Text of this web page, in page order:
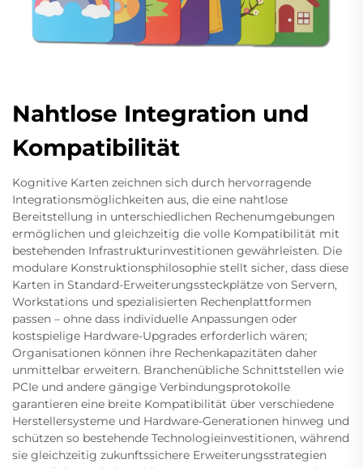
Nahtlose Integration und
Kompatibilität
Kognitive Karten zeichnen sich durch hervorragende
Integrationsmöglichkeiten aus, die eine nahtlose
Bereitstellung in unterschiedlichen Rechenumgebungen
ermöglichen und gleichzeitig die volle Kompatibilität mit
bestehenden Infrastrukturinvestitionen gewährleisten. Die
modulare Konstruktionsphilosophie stellt sicher, dass diese
Karten in Standard-Erweiterungssteckplätze von Servern,
Workstations und spezialisierten Rechenplattformen
passen – ohne dass individuelle Anpassungen oder
kostspielige Hardware-Upgrades erforderlich wären;
Organisationen können ihre Rechenkapazitäten daher
unmittelbar erweitern. Branchenübliche Schnittstellen wie
PCIe und andere gängige Verbindungsprotokolle
garantieren eine breite Kompatibilität über verschiedene
Herstellersysteme und Hardware-Generationen hinweg und
schützen so bestehende Technologieinvestitionen, während
sie gleichzeitig zukunftssichere Erweiterungsstrategien